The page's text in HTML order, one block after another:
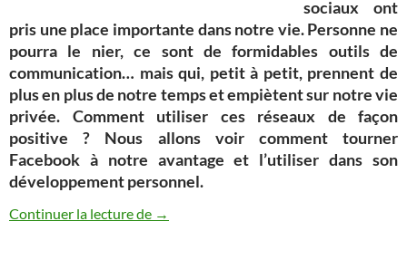
sociaux ont
pris une place importante dans notre vie. Personne ne
pourra le nier, ce sont de formidables outils de
communication… mais qui, petit à petit, prennent de
plus en plus de notre temps et empiètent sur notre vie
privée. Comment utiliser ces réseaux de façon
positive ? Nous allons voir comment tourner
Facebook à notre avantage et l’utiliser dans son
développement personnel.
Continuer la lecture de Utiliser Facebook de façon positive
→